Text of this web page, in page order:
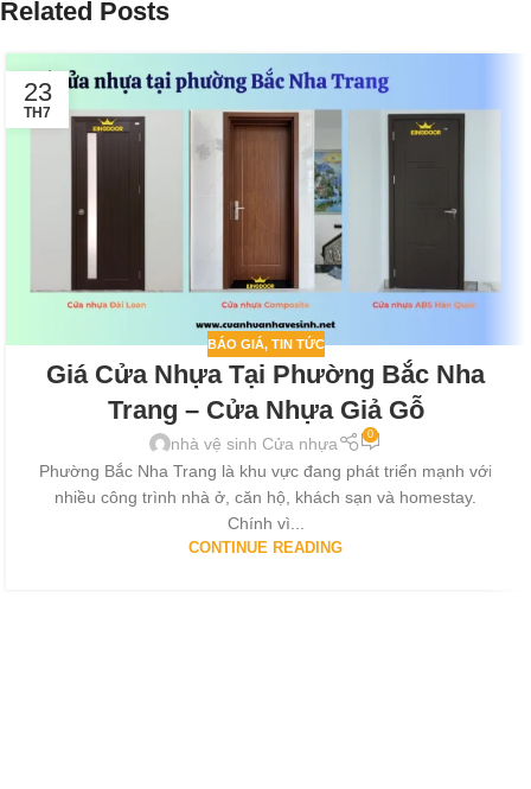
Related Posts
23
TH7
BÁO GIÁ, TIN TỨC
Giá Cửa Nhựa Tại Phường Bắc Nha
Trang – Cửa Nhựa Giả Gỗ
nhà vệ sinh Cửa nhựa 0
Phường Bắc Nha Trang là khu vực đang phát triển mạnh với
nhiều công trình nhà ở, căn hộ, khách sạn và homestay.
Chính vì...
CONTINUE READING